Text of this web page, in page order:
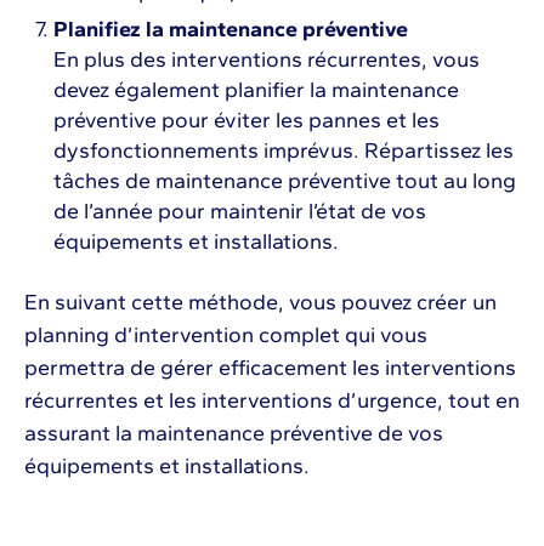
Planifiez la maintenance préventive
En plus des interventions récurrentes, vous
devez également planifier la maintenance
préventive pour éviter les pannes et les
dysfonctionnements imprévus. Répartissez les
tâches de maintenance préventive tout au long
de l’année pour maintenir l’état de vos
équipements et installations.
En suivant cette méthode, vous pouvez créer un
planning d’intervention complet qui vous
permettra de gérer efficacement les interventions
récurrentes et les interventions d’urgence, tout en
assurant la maintenance préventive de vos
équipements et installations.